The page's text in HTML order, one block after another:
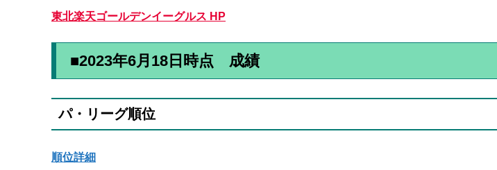
東北楽天ゴールデンイーグルス HP
■2023年6月18日時点 成績
パ・リーグ順位
順位詳細